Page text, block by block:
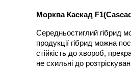
Морква Каскад
Середньостиглий гібрид
продукції гібрид можна
стійкість до хвороб,
не схильні до